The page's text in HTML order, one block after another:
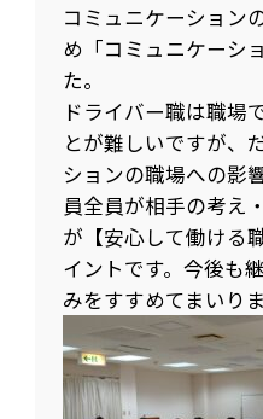
コミュニケーション
め「コミュニケーシ
た。
ドライバー職は職場
とが難しいですが、
ションの職場への影
員全員が相手の考え
が【安心して働ける
イントです。今後も
みをすすめてまいりま